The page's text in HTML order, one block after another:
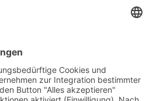
information
privacy notice
and conditions
Settings